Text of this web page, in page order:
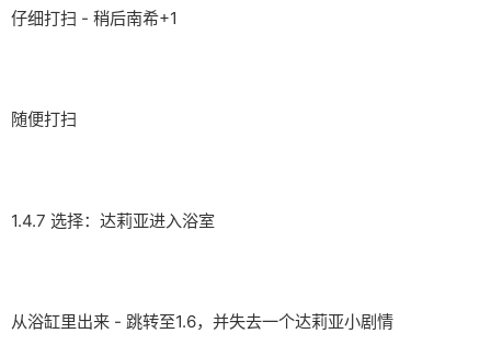
仔细打扫 - 稍后南希+1
随便打扫
1.4.7 选择：达莉亚进入浴室
从浴缸里出来 - 跳转至1.6，并失去一个达莉亚小剧情